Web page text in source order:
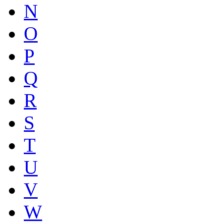
N
O
P
Q
R
S
T
U
V
W